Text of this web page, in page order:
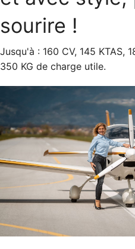
sourire !
Jusqu'à : 160 CV, 145 KTAS,
350 KG de charge utile.